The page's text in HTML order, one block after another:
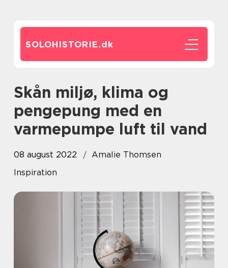
SOLOHISTORIE.dk
Skån miljø, klima og
pengepung med en
varmepumpe luft til vand
08 august 2022
Amalie Thomsen
Inspiration